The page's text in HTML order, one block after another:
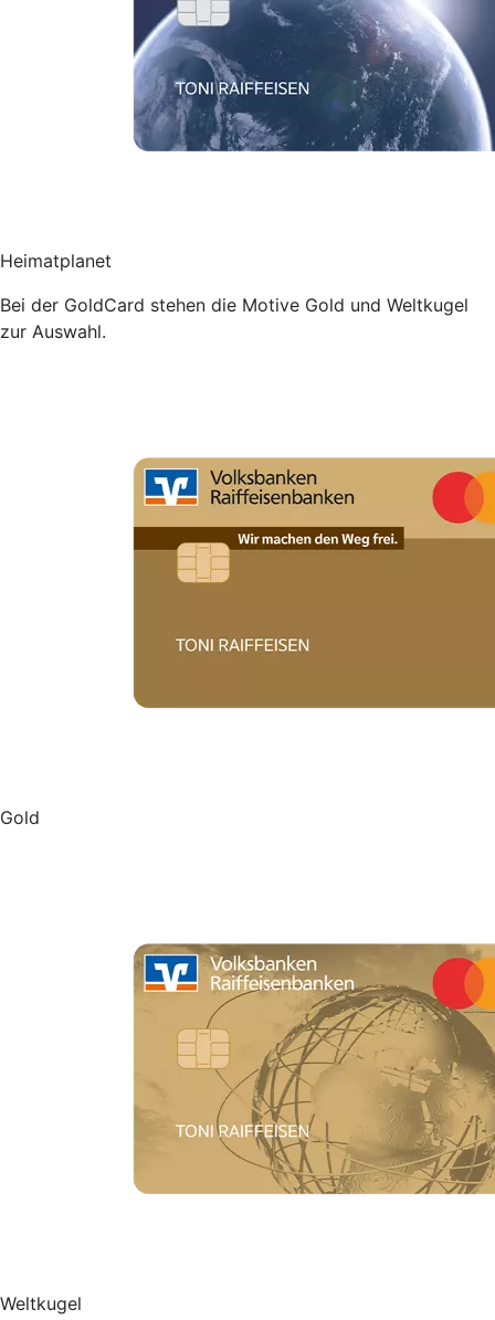
Heimatplanet
Bei der GoldCard stehen die Motive Gold und Weltkugel
zur Auswahl.
Gold
Weltkugel